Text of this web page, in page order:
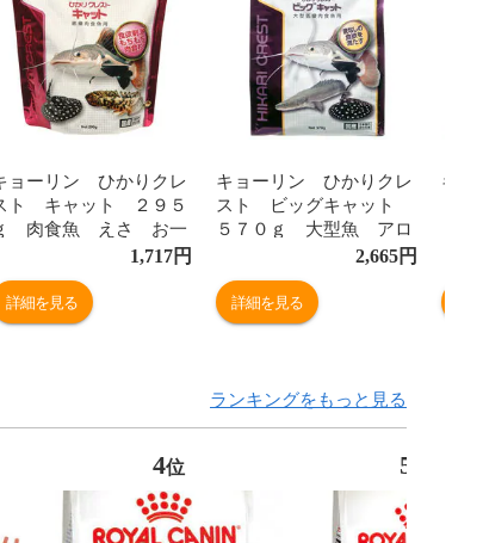
ョーリン ひかりクレ
ト キャット ２９５
肉食魚 えさ お一
人様３０点限り 関東当日
便
1,717円
詳細を見る
キョーリン ひかりクレ
スト ビッグキャット
５７０ｇ 大型魚 アロ
ワナ 餌 エサ えさ
お一人様１２点限り 関東
当日便
2,665円
詳細を見る
キ
関東
ランキングをもっと見る
4位 5